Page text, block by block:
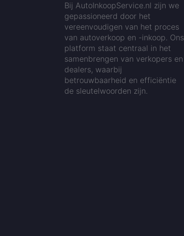
Bij AutoInkoopService.nl zijn we
gepassioneerd door het
vereenvoudigen van het proces
van autoverkoop en -inkoop. Ons
platform staat centraal in het
samenbrengen van verkopers en
dealers, waarbij
betrouwbaarheid en efficiëntie
de sleutelwoorden zijn.